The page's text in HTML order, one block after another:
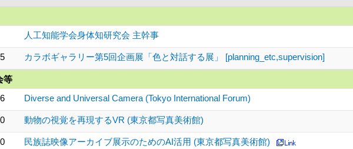
人工知能学会身体知研究会 主幹事
カラボギャラリー第5回企画展「色と対話する展」 [planning_etc,supervision]
等
Diverse and Universal Camera (Tokyo International Forum)
動物の視覚を再現するVR (東京都写真美術館)
民族誌映像アーカイブ展示のためのAI活用 (東京都写真美術館)